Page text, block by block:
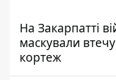
На Закарпатті
маскували
кортеж